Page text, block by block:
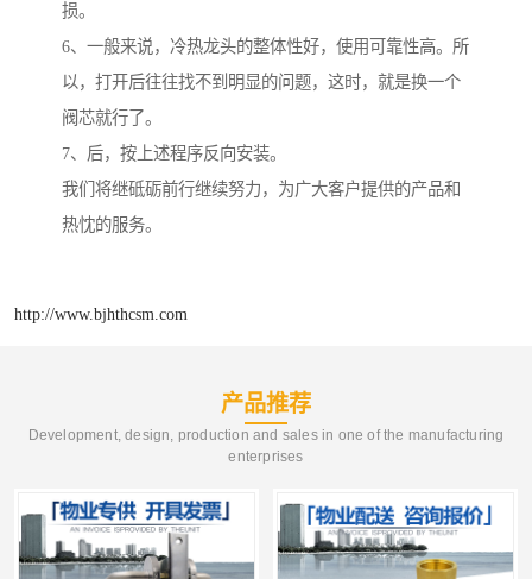
损。
6、一般来说，冷热龙头的整体性好，使用可靠性高。所
以，打开后往往找不到明显的问题，这时，就是换一个
阀芯就行了。
7、后，按上述程序反向安装。
我们将继砥砺前行继续努力，为广大客户提供的产品和
热忱的服务。
http://www.bjhthcsm.com
产品推荐
Development, design, production and sales in one of the manufacturing
enterprises